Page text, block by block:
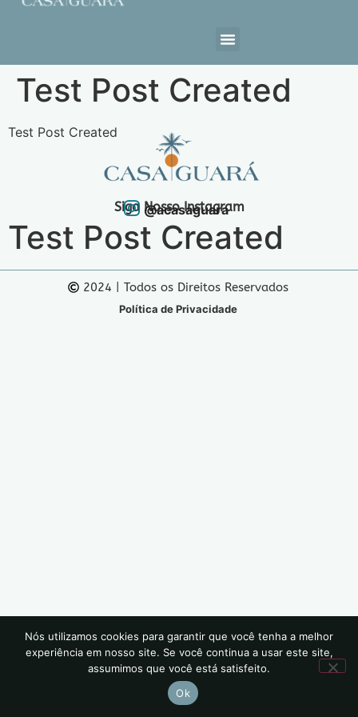
Test Post Created
Test Post Created
Siga Nosso Instagram
@acasaguara
Test Post Created
2024 | Todos os Direitos Reservados
Política de Privacidade
Nós utilizamos cookies para garantir que você tenha a melhor
experiência em nosso site. Se você continua a usar este site,
assumimos que você está satisfeito.
Ok